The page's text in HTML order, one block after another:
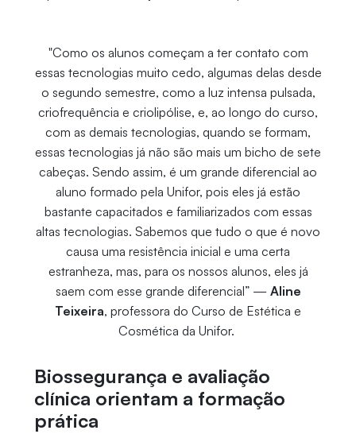
"Como os alunos começam a ter contato com
essas tecnologias muito cedo, algumas delas desde
o segundo semestre, como a luz intensa pulsada,
criofrequência e criolipólise, e, ao longo do curso,
com as demais tecnologias, quando se formam,
essas tecnologias já não são mais um bicho de sete
cabeças. Sendo assim, é um grande diferencial ao
aluno formado pela Unifor, pois eles já estão
bastante capacitados e familiarizados com essas
altas tecnologias. Sabemos que tudo o que é novo
causa uma resistência inicial e uma certa
estranheza, mas, para os nossos alunos, eles já
saem com esse grande diferencial” — Aline
Teixeira, professora do Curso de Estética e
Cosmética da Unifor.
Biossegurança e avaliação
clínica orientam a formação
prática